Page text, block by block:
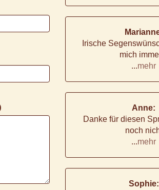
Irische
mich
...mehr
Anne:
Danke für diesen
noch
...mehr
Sophie: